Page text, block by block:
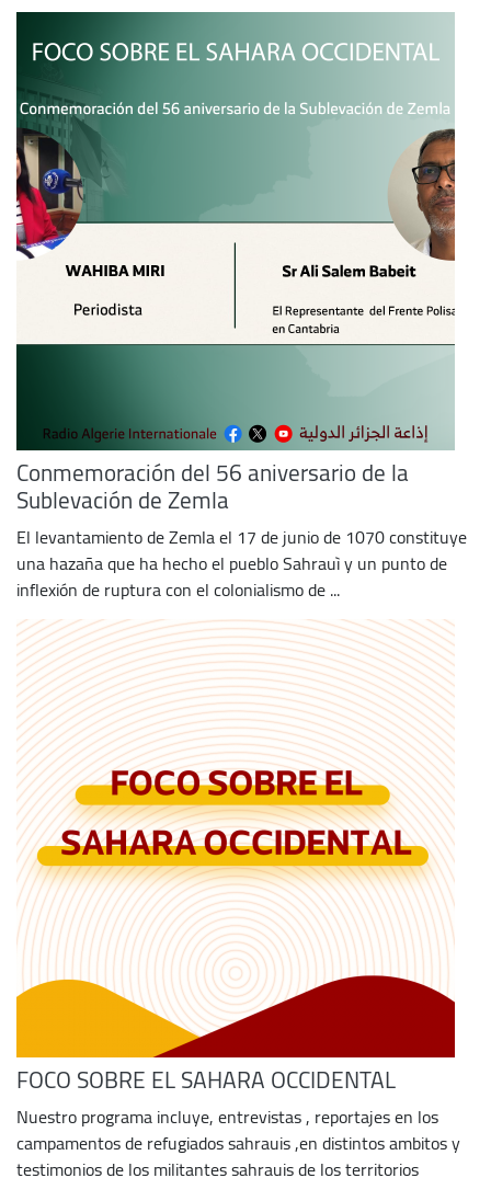
Conmemoración del 56 aniversario de la
Sublevación de Zemla
El levantamiento de Zemla el 17 de junio de 1070 constituye
una hazaña que ha hecho el pueblo Sahrauì y un punto de
inflexión de ruptura con el colonialismo de ...
FOCO SOBRE EL SAHARA OCCIDENTAL
Nuestro programa incluye, entrevistas , reportajes en los
campamentos de refugiados sahrauis ,en distintos ambitos y
testimonios de los militantes sahrauis de los territorios